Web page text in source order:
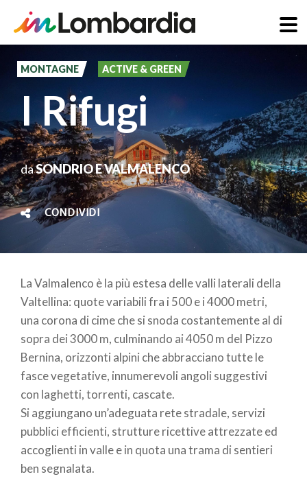
principale
MONTAGNE ACTIVE & GREEN
I Rifugi
daSONDRIO E VALMALENCO
CONDIVIDI
La Valmalenco è la più estesa delle valli laterali della
Valtellina: quote variabili fra i 500 e i 4000 metri,
una corona di cime che si snoda costantemente al di
sopra dei 3000 m, culminando ai 4050 m del Pizzo
Bernina, orizzonti alpini che abbracciano tutte le
fasce vegetative, innumerevoli angoli suggestivi
con laghetti, torrenti, cascate.
Si aggiungano un’adeguata rete stradale, servizi
pubblici efficienti, strutture ricettive attrezzate ed
accoglienti in valle e in quota una trama di sentieri
ben segnalata.